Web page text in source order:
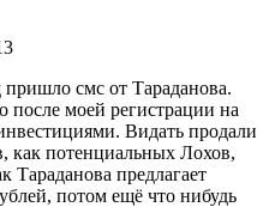
смс от Тараданова.
после моей регистрации на
Видать продали
как потенциальных Лохов,
Тараданова предлагает
потом ещё что нибудь